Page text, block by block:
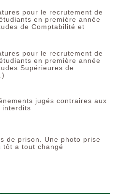
pour le recrutement de
en première année
de Comptabilité et
pour le recrutement de
en première année
Supérieures de
jugés contraires aux
interdits
de prison. Une photo prise
tôt a tout changé